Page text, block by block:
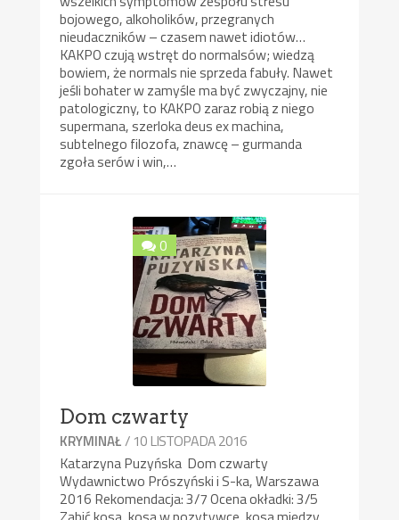
bojowego, alkoholików, przegranych
nieudaczników – czasem nawet idiotów…
KAKPO czują wstręt do normalsów; wiedzą
bowiem, że normals nie sprzeda fabuły. Nawet
jeśli bohater w zamyśle ma być zwyczajny, nie
patologiczny, to KAKPO zaraz robią z niego
supermana, szerloka deus ex machina,
subtelnego filozofa, znawcę – gurmanda
zgoła serów i win,…
0
Dom czwarty
KRYMINAŁ/ 10 LISTOPADA 2016
Katarzyna Puzyńska Dom czwarty
Wydawnictwo Prószyński i S-ka, Warszawa
2016 Rekomendacja: 3/7 Ocena okładki: 3/5